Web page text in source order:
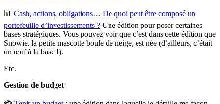
📊 Cash, actions, obligations… De quoi peut être composé un
portefeuille d’investissements ? Une édition pour poser certaines
bases stratégiques. Vous pouvez voir que c’est dans cette édition que
Snowie, la petite mascotte boule de neige, est née (d’ailleurs, c’était
un œuf à la base !).
Etc.
Gestion de budget